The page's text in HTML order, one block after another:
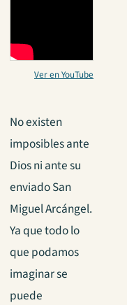
Ver en YouTube
No existen
imposibles ante
Dios ni ante su
enviado San
Miguel Arcángel.
Ya que todo lo
que podamos
imaginar se
puede